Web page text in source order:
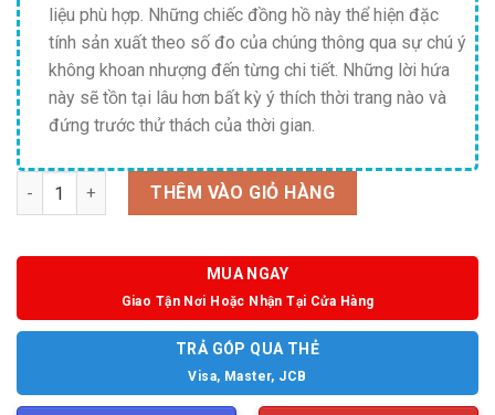
liệu phù hợp. Những chiếc đồng hồ này thể hiện đặc
tính sản xuất theo số đo của chúng thông qua sự chú ý
không khoan nhượng đến từng chi tiết. Những lời hứa
này sẽ tồn tại lâu hơn bất kỳ ý thích thời trang nào và
đứng trước thử thách của thời gian.
Số lượng THÊM VÀO GIỎ HÀNG
MUA NGAY
Giao Tận Nơi Hoặc Nhận Tại Cửa Hàng
TRẢ GÓP QUA THẺ
Visa, Master, JCB